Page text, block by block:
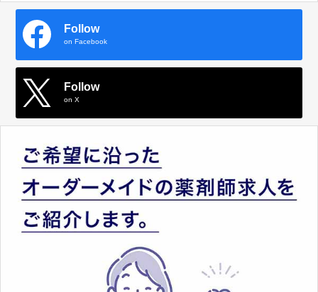
Follow
on Facebook
Follow
on X